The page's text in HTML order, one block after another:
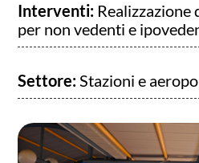
Interventi:
per non vedenti e
Settore:Stazioni e